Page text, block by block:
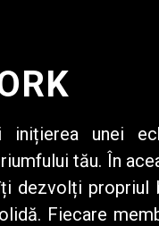
inițierea unei
tău. În
dezvolți
Fiecare